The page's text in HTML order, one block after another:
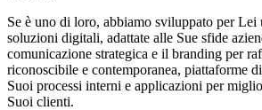
Se è uno di loro, abbiamo sviluppato per
soluzioni digitali, adattate alle Sue sfide
comunicazione strategica e il branding per
riconoscibile e contemporanea, piattaforme
Suoi processi interni e applicazioni per
Suoi clienti.